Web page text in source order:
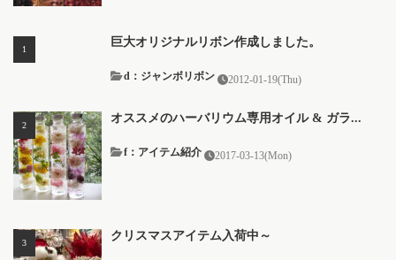
巨大オリジナルリボン作成しました。
2012-01-19(Thu)
d：ジャンボリボン
オススメのハーバリウム専用オイル & ガラ...
2017-03-13(Mon)
f：アイテム紹介
クリスマスアイテム入荷中～